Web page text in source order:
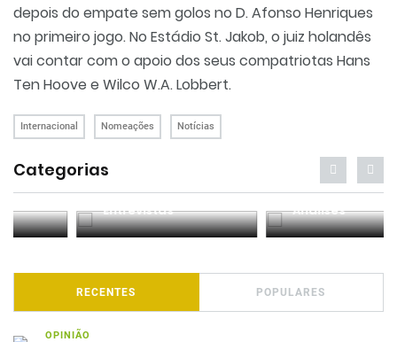
depois do empate sem golos no D. Afonso Henriques
no primeiro jogo. No Estádio St. Jakob, o juiz holandês
vai contar com o apoio dos seus compatriotas Hans
Ten Hoove e Wilco W.A. Lobbert.
Internacional Nomeações Notícias
Categorias
Entrevistas Análises
RECENTES POPULARES
OPINIÃO